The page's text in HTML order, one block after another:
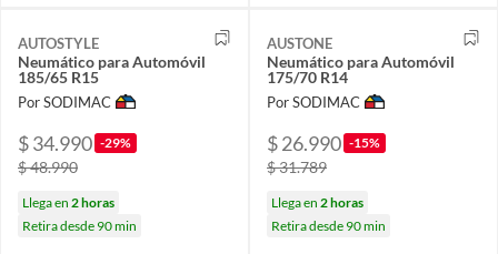
AUTOSTYLE
Neumático para Automóvil
185/65 R15
Por SODIMAC
$ 34.990 -29%
$ 48.990
Llega en 2 horas
Retira desde 90 min
AUSTONE
Neumático para Automóvil
175/70 R14
Por SODIMAC
$ 26.990 -15%
$ 31.789
Llega en 2 horas
Retira desde 90 min